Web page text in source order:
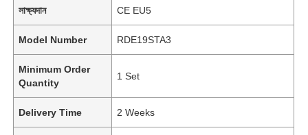
সাক্ষ্যদান CE EU5
Model Number RDE19STA3
Minimum Order
Quantity
1 Set
Delivery Time 2 Weeks